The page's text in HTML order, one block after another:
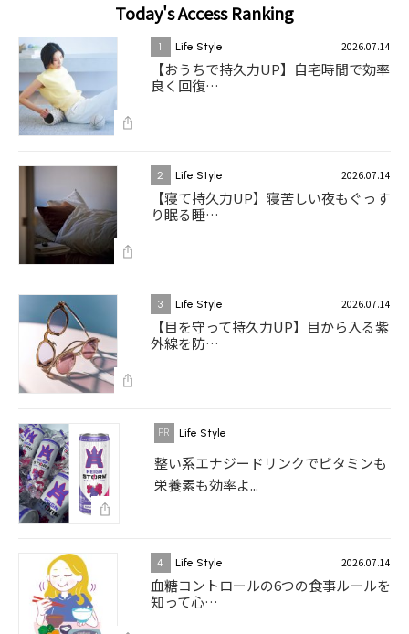
Today's Access Ranking
1 Life Style 2026.07.14
【おうちで持久力UP】自宅時間で効率
良く回復…
2 Life Style 2026.07.14
【寝て持久力UP】寝苦しい夜もぐっす
り眠る睡…
3 Life Style 2026.07.14
【目を守って持久力UP】目から入る紫
外線を防…
Life Style
整い系エナジードリンクでビタミンも
栄養素も効率よ...
4 Life Style 2026.07.14
血糖コントロールの6つの食事ルールを
知って心…